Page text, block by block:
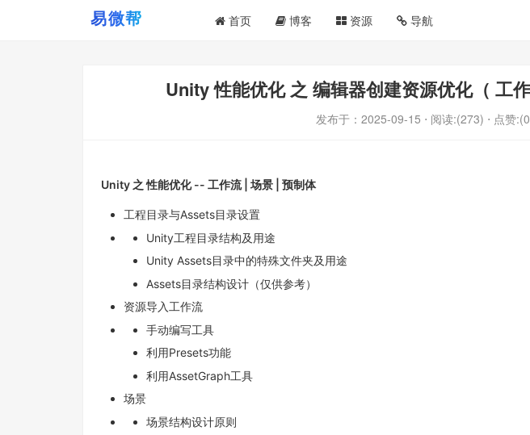
首页 博客 资源 导航
Unity 性能优化 之 编辑器创建资源优化（ 工
发布于： 2025-09-15 ⋅ 阅读:(273) ⋅ 点赞
Unity 之 性能优化 -- 工作流 | 场景 | 预制体
工程目录与Assets目录设置
Unity工程目录结构及用途
Unity Assets目录中的特殊文件夹及用途
Assets目录结构设计（仅供参考）
资源导入工作流
手动编写工具
利用Presets功能
利用AssetGraph工具
场景
场景结构设计原则